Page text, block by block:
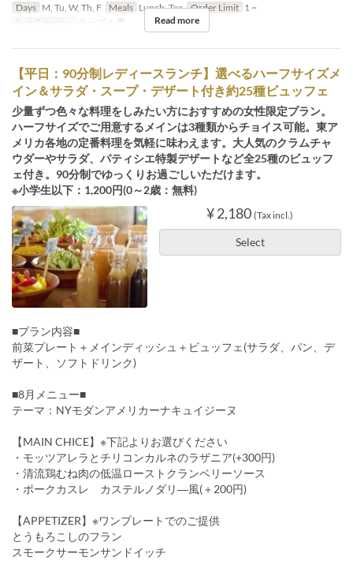
Days M, Tu, W, Th, F Meals Lunch, Tea Order Limit 1 ~
Seat Category
テーブル席 Read more
【平日：90分制レディースランチ】選べるハーフサイズメ
イン＆サラダ・スープ・デザート付き約25種ビュッフェ
少量ずつ色々な料理をしみたい方におすすめの女性限定プラン。
ハーフサイズでご用意するメインは3種類からチョイス可能。東ア
メリカ各地の定番料理を気軽に味わえます。大人気のクラムチャ
ウダーやサラダ、パティシエ特製デザートなど全25種のビュッフ
ェ付き。90分制でゆっくりお過ごしいただけます。
※小学生以下：1,200円(0～2歳：無料)
¥ 2,180 (Tax incl.)
Select
■プラン内容■
前菜プレート＋メインディッシュ＋ビュッフェ(サラダ、パン、デ
ザート、ソフトドリンク)
■8月メニュー■
テーマ：NYモダンアメリカーナキュイジーヌ
【MAIN CHICE】※下記よりお選びください
・モッツアレラとチリコンカルネのラザニア(+300円)
・清流鶏むね肉の低温ローストクランベリーソース
・ポークカスレ カステルノダリ―風(＋200円)
【APPETIZER】※ワンプレートでのご提供
とうもろこしのフラン
スモークサーモンサンドイッチ